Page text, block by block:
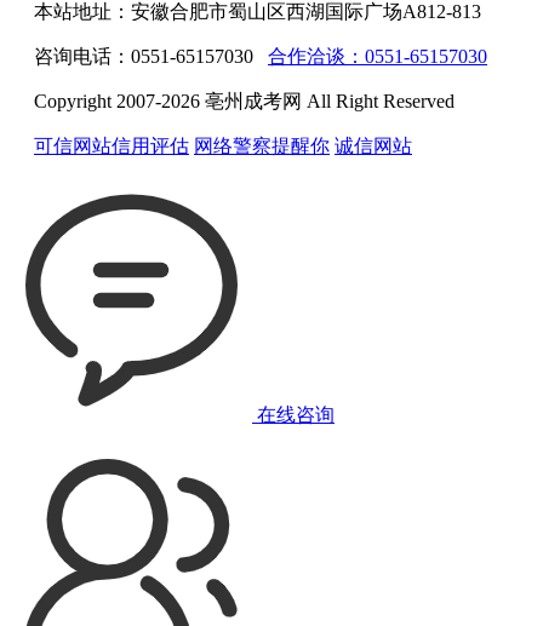
本站地址：安徽合肥市蜀山区西湖国际广场A812-813
咨询电话：0551-65157030 合作洽谈：0551-65157030
Copyright 2007-2026 亳州成考网 All Right Reserved
可信网站信用评估 网络警察提醒你 诚信网站
在线咨询